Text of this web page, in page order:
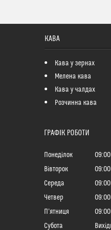
КАВА
Кава у зернах
Мелена кава
Кава у чалдах
Розчинна кава
ГРАФІК РОБОТИ
Понеділок 09:00
Вівторок
09:00
Середа
09:00
Четвер
09:00
Пʼятниця
09:00
Субота